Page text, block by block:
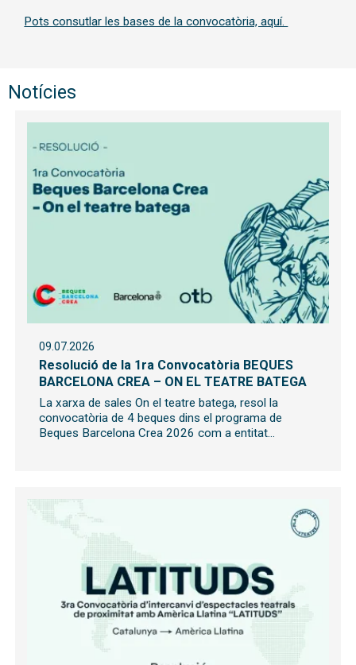
Pots consutlar les bases de la convocatòria, aquí.
Notícies
09.07.2026
Resolució de la 1ra Convocatòria BEQUES
BARCELONA CREA – ON EL TEATRE BATEGA
La xarxa de sales On el teatre batega, resol la
convocatòria de 4 beques dins el programa de
Beques Barcelona Crea 2026 com a entitat...